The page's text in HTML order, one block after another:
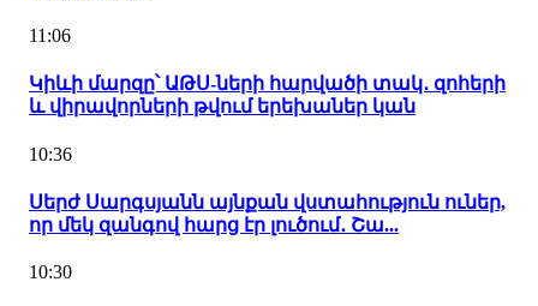
11:06
Կիևի մարզը՝ ԱԹՍ-ների հարվածի տակ․ զոհերի
և վիրավորների թվում երեխաներ կան
10:36
Սերժ Սարգսյանն այնքան վստահություն ուներ,
որ մեկ զանգով հարց էր լուծում․ Շա...
10:30